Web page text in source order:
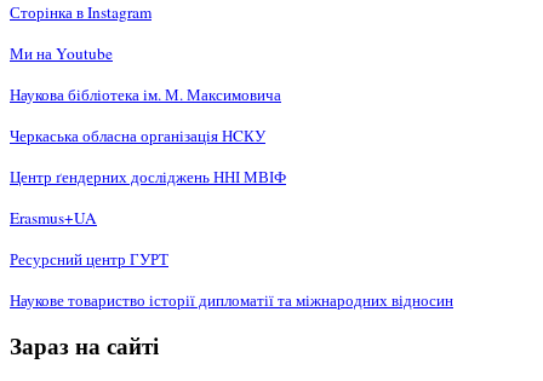
Сторінка в Instagram
Ми на Youtube
Наукова бібліотека ім. М. Максимовича
Черкаська обласна організація НCКУ
Центр ґендерних досліджень ННІ МВІФ
Erasmus+UA
Ресурсний центр ГУРТ
Наукове товариство історії дипломатії та міжнародних відносин
Зараз на сайті